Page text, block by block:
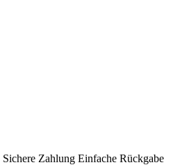
Sichere Zahlung Einfache Rückgabe